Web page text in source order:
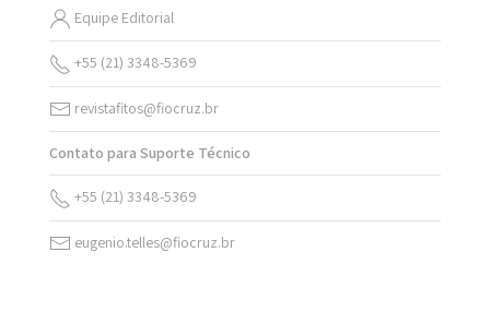
Equipe Editorial
+55 (21) 3348-5369
revistafitos@fiocruz.br
Contato para Suporte Técnico
+55 (21) 3348-5369
eugenio.telles@fiocruz.br